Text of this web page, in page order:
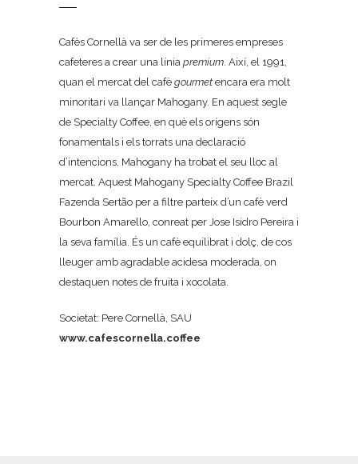
Cafès Cornellà va ser de les primeres empreses
cafeteres a crear una línia premium. Així, el 1991,
quan el mercat del cafè gourmet encara era molt
minoritari va llançar Mahogany. En aquest segle
de Specialty Coffee, en què els orígens són
fonamentals i els torrats una declaració
d’intencions, Mahogany ha trobat el seu lloc al
mercat. Aquest Mahogany Specialty Coffee Brazil
Fazenda Sertão per a filtre parteix d’un cafè verd
Bourbon Amarello, conreat per Jose Isidro Pereira i
la seva família. És un cafè equilibrat i dolç, de cos
lleuger amb agradable acidesa moderada, on
destaquen notes de fruita i xocolata.
Societat: Pere Cornellà, SAU
www.cafescornella.coffee